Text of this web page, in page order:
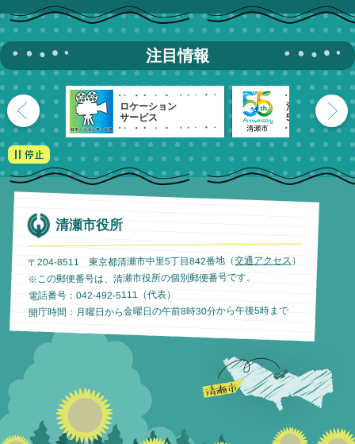
注目情報
ロケーション
サービス
清瀬市
55周年記念
清瀬市役所
〒204-8511 東京都清瀬市中里5丁目842番地（交通アクセス ）
※この郵便番号は、清瀬市役所の個別郵便番号です。
電話番号：042-492-5111（代表）
開庁時間：月曜日から金曜日の午前8時30分から午後5時まで